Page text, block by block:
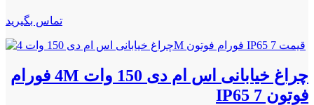
تماس بگیرید
چراغ خیابانی اس ام دی 150 وات 4M فورام
فوتون IP65 7